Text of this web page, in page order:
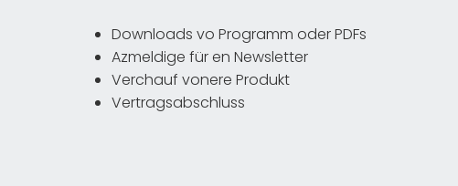
Downloads vo Programm oder PDFs
Azmeldige für en Newsletter
Verchauf vonere Produkt
Vertragsabschluss